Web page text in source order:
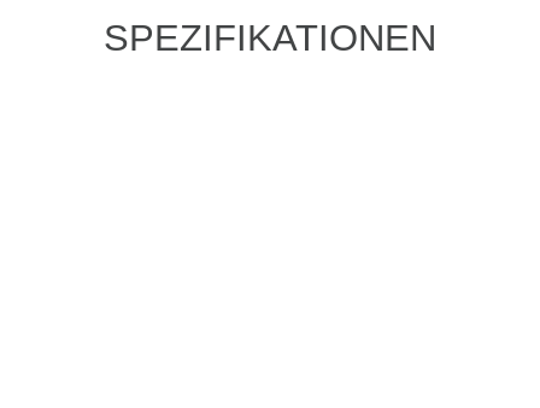
SPEZIFIKATIONEN